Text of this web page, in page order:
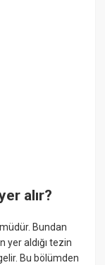
alır?
Bundan
yer aldığı tezin
Bu bölümden